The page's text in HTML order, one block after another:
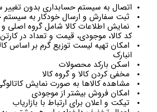
اتصال به سیستم حسابداری بدون
‌ثبت سفارش و ارسال خودکار به سیستم
‌نمایش اطلاعات کالا شامل گروه اصلی و
کد کالا، موجودی، قیمت و تعداد در
‌امکان تهیه لیست توزیع گرم بر اساس
انبارک
‌اسکن بارکد محصولات
‌مخفی کردن کالا و گروه کالا
‌مشاهده کالاها به صورت نمایش
‌امکان فروش بیشتر از موجودی
‌تیکت و اعلان برای ارتباط با بازاریاب